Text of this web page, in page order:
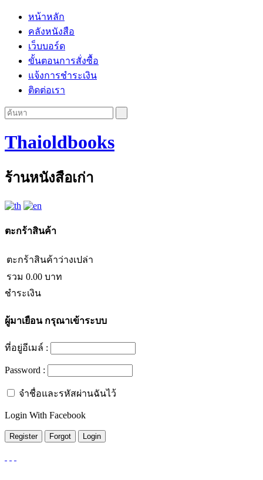
หน้าหลัก
คลังหนังสือ
เว็บบอร์ด
ขั้นตอนการสั่งซื้อ
แจ้งการชำระเงิน
ติดต่อเรา
Thaioldbooks
ร้านหนังสือเก่า
ตะกร้าสินค้า
ตะกร้าสินค้าว่างเปล่า
รวม 0.00 บาท
ชำระเงิน
ผู้มาเยือนกรุณาเข้าระบบ
ที่อยู่อีเมล์ :
Password :
จำชื่อและรหัสผ่านฉันไว้
Login With Facebook